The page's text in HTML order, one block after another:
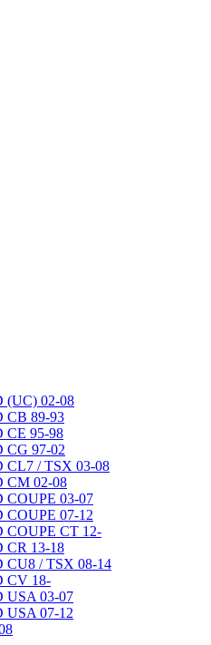
(UC) 02-08
CB 89-93
CE 95-98
CG 97-02
/ TSX 03-08
CM 02-08
03-07
07-12
CT 12-
CR 13-18
/ TSX 08-14
CV 18-
USA 03-07
USA 07-12